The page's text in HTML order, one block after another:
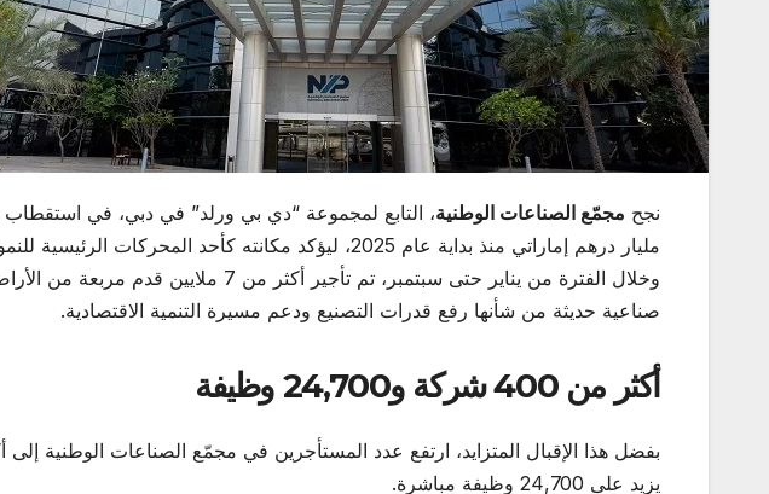
نجح مجمّع الصناعات الوطنية، التابع لمجموعة “دي بي ورلد” في دبي، في استقطاب
مليار درهم إماراتي منذ بداية عام 2025، ليؤكد مكانته كأحد المحركات الرئيسية للنمو الصناعي في الإمارة.
وخلال الفترة من يناير حتى سبتمبر، تم تأجير
صناعية حديثة من شأنها رفع قدرات التصنيع ودعم مسيرة التنمية الاقتصادية.
أكثر من 400 شركة و24,700 وظيفة
يزيد على 24,700 وظيفة مباشرة.